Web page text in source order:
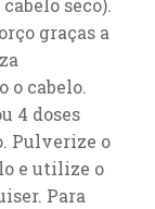
seco).
graças a
o cabelo.
4 doses
Pulverize o
e utilize o
Para